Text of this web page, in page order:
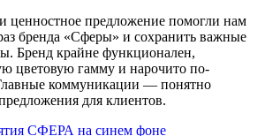
ценностное предложение помогли нам
бренда «Сферы» и сохранить важные
Бренд крайне функционален,
цветовую гамму и нарочито по-
коммуникации — понятно
для клиентов.